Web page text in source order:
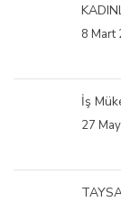
8 Mart
İş
27